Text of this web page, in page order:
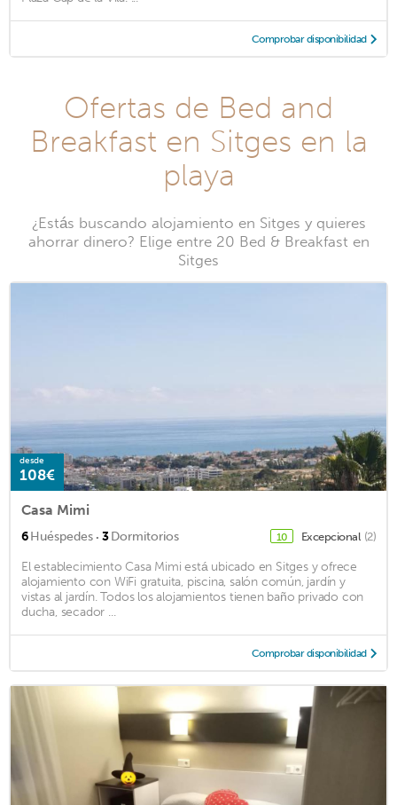
Comprobar disponibilidad
Ofertas de Bed and
Breakfast en Sitges en la
playa
¿Estás buscando alojamiento en Sitges y quieres
ahorrar dinero? Elige entre 20 Bed & Breakfast en
Sitges
desde
108€
Casa Mimi
6Huéspedes · 3Dormitorios 10 Excepcional (2)
El establecimiento Casa Mimi está ubicado en Sitges y ofrece
alojamiento con WiFi gratuita, piscina, salón común, jardín y
vistas al jardín. Todos los alojamientos tienen baño privado con
ducha, secador ...
Comprobar disponibilidad